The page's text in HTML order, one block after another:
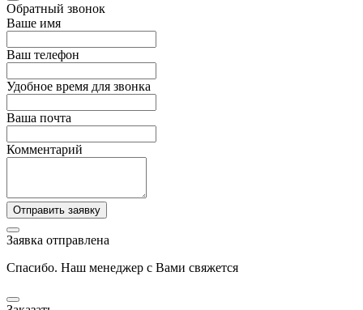
Обратный звонок
Ваше имя
Ваш телефон
Удобное время для звонка
Ваша почта
Комментарий
Отправить заявку
Заявка отправлена
Спасибо. Наш менеджер с Вами свяжется